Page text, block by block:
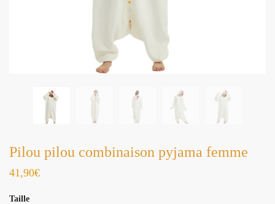
Pilou pilou combinaison pyjama femme
41,90€
Taille